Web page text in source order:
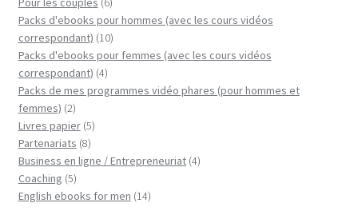
produits
Packs d'ebooks pour hommes (avec les cours vidéos
correspondant) 1010
produits
Packs d'ebooks pour femmes (avec les cours vidéos
correspondant) 44
produits
Packs de mes programmes vidéo phares (pour hommes et
femmes) 22
produits
Livres papier 55
Partenariats 88
produits
Business en ligne / Entrepreneuriat 44
Coaching 55
produits
English ebooks for men 1414